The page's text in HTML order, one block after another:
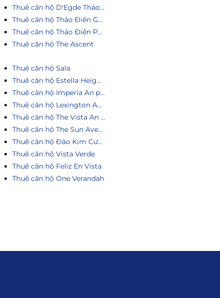
Thuê căn hộ D'Egde Thảo Điền
Thuê căn hộ Thảo Điền Green
Thuê căn hộ Thảo Điền Pearl
Thuê căn hộ The Ascent
Thuê căn hộ Sala
Thuê căn hộ Estella Heights
Thuê căn hộ Imperia An phú
Thuê căn hộ Lexington An Phú
Thuê căn hộ The Vista An Phú
Thuê căn hộ The Sun Avenue
Thuê căn hộ Đảo Kim Cương
Thuê căn hộ Vista Verde
Thuê căn hộ Feliz En Vista
Thuê căn hộ One Verandah